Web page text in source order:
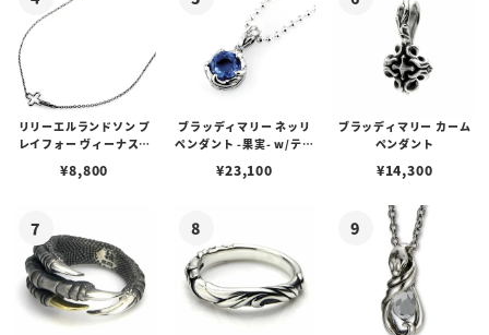
リリーエルランドソン プ
レイフォー ヴィーナスチ
¥8,800
ブラッディマリー ネッリ
ペンダント -果実- w/ティ
¥23,100
ブラッディマリー カーム
ペンダント
¥14,300